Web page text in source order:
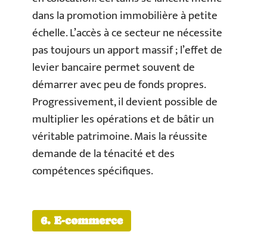
dans la promotion immobilière à petite
échelle. L’accès à ce secteur ne nécessite
pas toujours un apport massif ; l’effet de
levier bancaire permet souvent de
démarrer avec peu de fonds propres.
Progressivement, il devient possible de
multiplier les opérations et de bâtir un
véritable patrimoine. Mais la réussite
demande de la ténacité et des
compétences spécifiques.
6. E-commerce